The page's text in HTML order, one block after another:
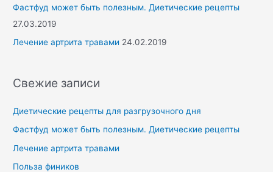
Фастфуд может быть полезным. Диетические рецепты
27.03.2019
Лечение артрита травами 24.02.2019
Свежие записи
Диетические рецепты для разгрузочного дня
Фастфуд может быть полезным. Диетические рецепты
Лечение артрита травами
Польза фиников